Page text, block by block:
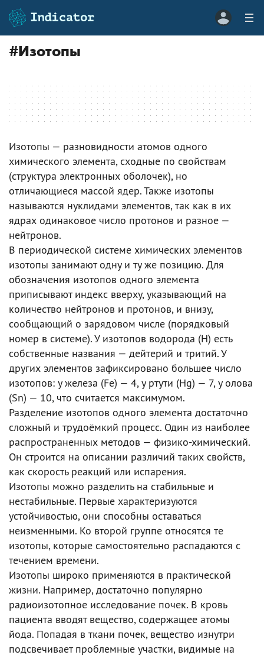
#Изотопы
Изотопы — разновидности атомов одного
химического элемента, сходные по свойствам
(структура электронных оболочек), но
отличающиеся массой ядер. Также изотопы
называются нуклидами элементов, так как в их
ядрах одинаковое число протонов и разное —
нейтронов.
В периодической системе химических элементов
изотопы занимают одну и ту же позицию. Для
обозначения изотопов одного элемента
приписывают индекс вверху, указывающий на
количество нейтронов и протонов, и внизу,
сообщающий о зарядовом числе (порядковый
номер в системе). У изотопов водорода (Н) есть
собственные названия — дейтерий и тритий. У
других элементов зафиксировано большее число
изотопов: у железа (Fe) — 4, у ртути (Hg) — 7, у олова
(Sn) — 10, что считается максимумом.
Разделение изотопов одного элемента достаточно
сложный и трудоёмкий процесс. Один из наиболее
распространенных методов — физико-химический.
Он строится на описании различий таких свойств,
как скорость реакций или испарения.
Изотопы можно разделить на стабильные и
нестабильные. Первые характеризуются
устойчивостью, они способны оставаться
неизменными. Ко второй группе относятся те
изотопы, которые самостоятельно распадаются с
течением времени.
Изотопы широко применяются в практической
жизни. Например, достаточно популярно
радиоизотопное исследование почек. В кровь
пациента вводят вещество, содержащее атомы
йода. Попадая в ткани почек, вещество изнутри
подсвечивает проблемные участки, видимые на